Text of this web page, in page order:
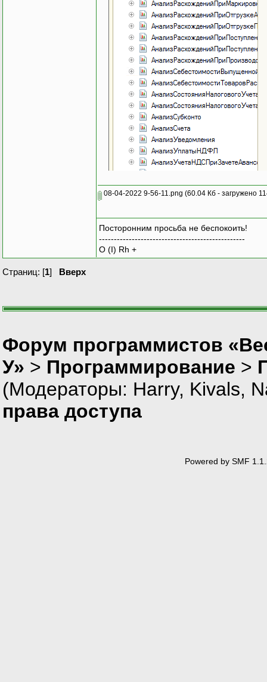
08-04-2022 9-56-11.png (60.04 Кб - загружено
Посторонним просьба не беспокоить!
-------------------------------------------------
O (I) Rh +
Страниц: [1] Вверх
Форум программистов
У» > Программирование >
(Модераторы: Harry, Kivals,
права доступа
Powered by SMF